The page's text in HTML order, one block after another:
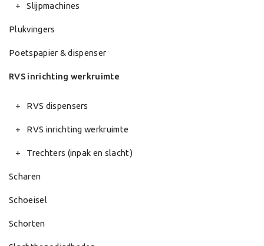
Slijpmachines
Plukvingers
Poetspapier & dispenser
RVS inrichting werkruimte
RVS dispensers
RVS inrichting werkruimte
Trechters (inpak en slacht)
Scharen
Schoeisel
Schorten